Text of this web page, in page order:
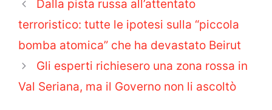
Dalla pista russa all’attentato
terroristico: tutte le ipotesi sulla “piccola
bomba atomica” che ha devastato Beirut
Gli esperti richiesero una zona rossa in
Val Seriana, ma il Governo non li ascoltò